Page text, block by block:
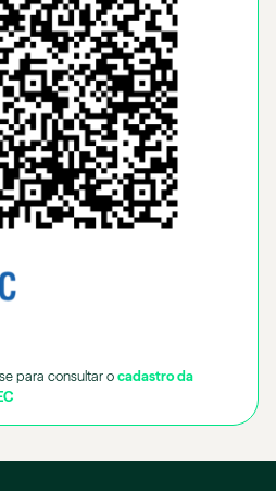
para consultar o cadastro da